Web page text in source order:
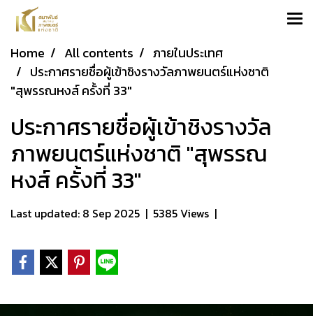
Home All contents
ภายในประเทศ
ประกาศรายชื่อผู้เข้าชิงรางวัลภาพยนตร์แห่งชาติ
"สุพรรณหงส์ ครั้งที่ 33"
ประกาศรายชื่อผู้เข้าชิงรางวัล
ภาพยนตร์แห่งชาติ "สุพรรณ
หงส์ ครั้งที่ 33"
Last updated: 8 Sep 2025 | 5385 Views |